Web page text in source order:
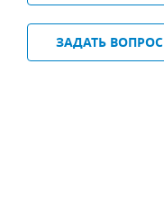
ЗАДАТЬ ВОПРОС